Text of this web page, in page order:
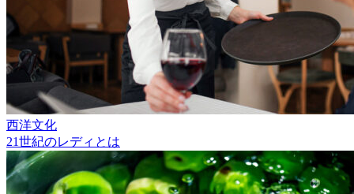
西洋文化
21世紀のレディとは